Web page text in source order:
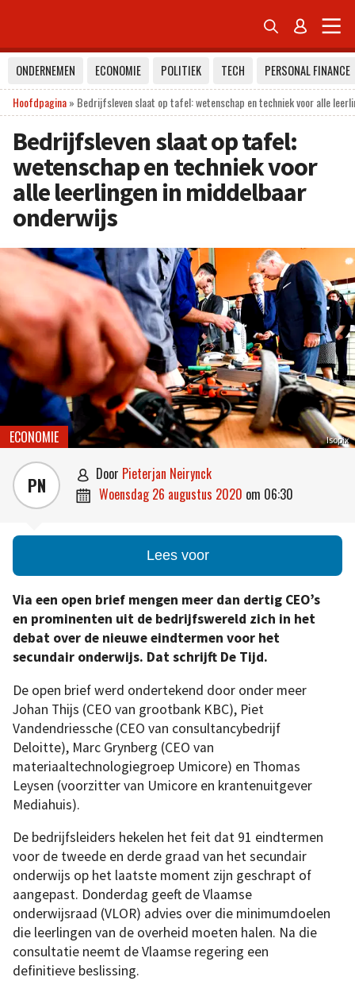
 
ONDERNEMEN ECONOMIE POLITIEK TECH
PERSONAL FINANCE
Hoofdpagina» Bedrijfsleven slaat op tafel: wetenschap en techniek voor alle
Bedrijfsleven slaat op tafel:
wetenschap en techniek voor
alle leerlingen in middelbaar
onderwijs
Isopix
ECONOMIE
PN  door Pieterjan Neirynck
 woensdag 26 augustus 2020 om 06:30
Lees voor
Via een open brief mengen meer dan dertig CEO’s
en prominenten uit de bedrijfswereld zich in het
debat over de nieuwe eindtermen voor het
secundair onderwijs. Dat schrijft De Tijd.
De open brief werd ondertekend door onder meer
Johan Thijs (CEO van grootbank KBC), Piet
Vandendriessche (CEO van consultancybedrijf
Deloitte), Marc Grynberg (CEO van
materiaaltechnologiegroep Umicore) en Thomas
Leysen (voorzitter van Umicore en krantenuitgever
Mediahuis).
De bedrijfsleiders hekelen het feit dat 91 eindtermen
voor de tweede en derde graad van het secundair
onderwijs op het laatste moment zijn geschrapt of
aangepast. Donderdag geeft de Vlaamse
onderwijsraad (VLOR) advies over die minimumdoelen
die leerlingen van de overheid moeten halen. Na die
consultatie neemt de Vlaamse regering een
definitieve beslissing.